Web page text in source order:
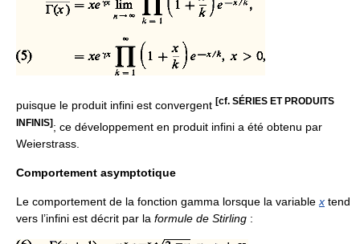
puisque le produit infini est convergent [cf. SÉRIES ET PRODUITS
INFINIS]; ce développement en produit infini a été obtenu par
Weierstrass.
Comportement asymptotique
Le comportement de la fonction gamma lorsque la variable x tend
vers l’infini est décrit par la formule de Stirling :